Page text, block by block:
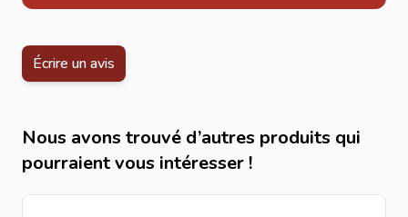
Écrire un avis
Nous avons trouvé d’autres produits qui
pourraient vous intéresser !